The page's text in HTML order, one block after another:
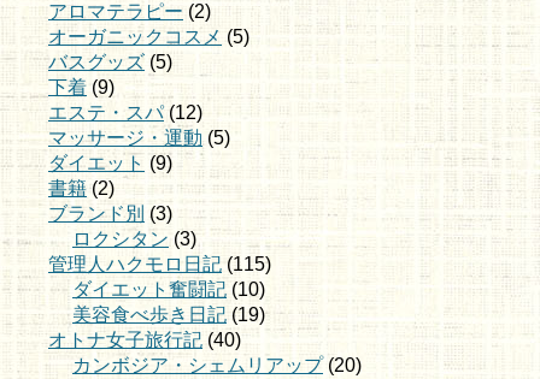
アロマテラピー (2)
オーガニックコスメ (5)
バスグッズ (5)
下着 (9)
エステ・スパ(12)
マッサージ・運動(5)
ダイエット (9)
書籍(2)
ブランド別 (3)
ロクシタン (3)
管理人ハクモロ日記 (115)
ダイエット奮闘記 (10)
美容食べ歩き日記 (19)
オトナ女子旅行記 (40)
カンボジア・シェムリアップ(20)